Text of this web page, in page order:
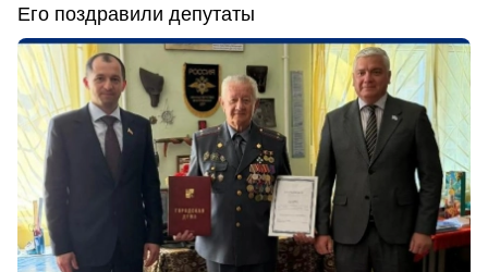
Его поздравили депутаты